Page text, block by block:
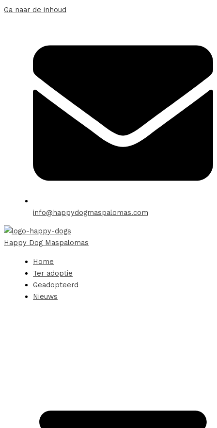
Ga naar de inhoud
info@happydogmaspalomas.com
Happy Dog Maspalomas
Home
Ter adoptie
Geadopteerd
Nieuws